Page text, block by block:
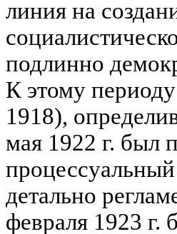
линия на
подлинно
К этому
1918),
мая 1922 г. был
процессуальный
детально
февраля 1923 г.